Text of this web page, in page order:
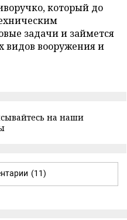
который до
задачи и займется
видов вооружения и
на наши
(11)